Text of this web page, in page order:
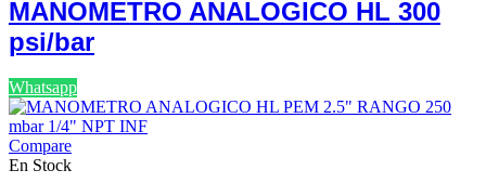
MANOMETRO ANALOGICO HL 300
psi/bar
Whatsapp
Compare
En Stock